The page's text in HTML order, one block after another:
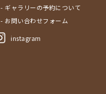
- ギャラリーの予約について
- お問い合わせフォーム
instagram